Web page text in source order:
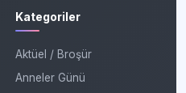
Kategoriler
Aktüel / Broşür
Anneler Günü